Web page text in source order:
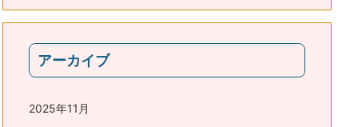
アーカイブ
2025年11月